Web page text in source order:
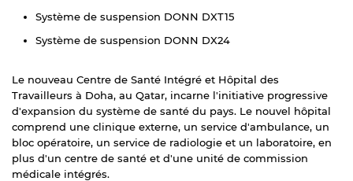
Système de suspension DONN DXT15
Système de suspension DONN DX24
Le nouveau Centre de Santé Intégré et Hôpital des
Travailleurs à Doha, au Qatar, incarne l'initiative progressive
d'expansion du système de santé du pays. Le nouvel hôpital
comprend une clinique externe, un service d'ambulance, un
bloc opératoire, un service de radiologie et un laboratoire, en
plus d'un centre de santé et d'une unité de commission
médicale intégrés.